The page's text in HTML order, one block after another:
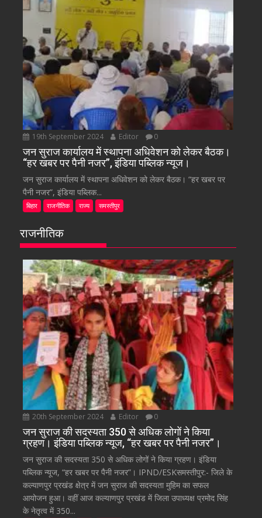
19th September 2024 Editor 0
जन सुराज कार्यालय में स्थापना अधिवेशन को लेकर बैठक।
“हर खबर पर पैनी नजर”, इंडिया पब्लिक न्यूज।
जन सुराज कार्यालय में स्थापना अधिवेशन को लेकर बैठक। “हर खबर पर
पैनी नजर”, इंडिया पब्लिक...
बिहार राजनीतिक राज्य समस्तीपुर
राजनीतिक
20th September 2024 Editor 0
जन सुराज की सदस्यता 350 से अधिक लोगों ने किया
ग्रहण। इंडिया पब्लिक न्यूज, “हर खबर पर पैनी नजर”।
जन सुराज की सदस्यता 350 से अधिक लोगों ने किया ग्रहण। इंडिया
पब्लिक न्यूज, “हर खबर पर पैनी नजर”। IPND/ESKसमस्तीपुर:- जिले के
कल्याणपुर प्रखंड क्षेत्र में जन सुराज की सदस्यता मुहिम का सफल
आयोजन हुआ। वहीं आज कल्याणपुर प्रखंड में जिला उपाध्यक्ष प्रमोद सिंह
के नेतृत्व में 350...